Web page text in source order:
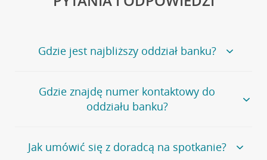
Gdzie jest najbliższy oddział banku?
Jeśli szukasz oddziału naszego banku, zapraszamy na
stronęPlacówki i bankomaty, na której znajduje się
wygodna wyszukiwarka.
oddziałów
Gdzie znajdę numer kontaktowy do
oddziału banku?
Bank Credit Agricole nie udostępnia ogólnego numeru
telefonu do placówki bankowej.
Jak umówić się z doradcą na spotkanie?